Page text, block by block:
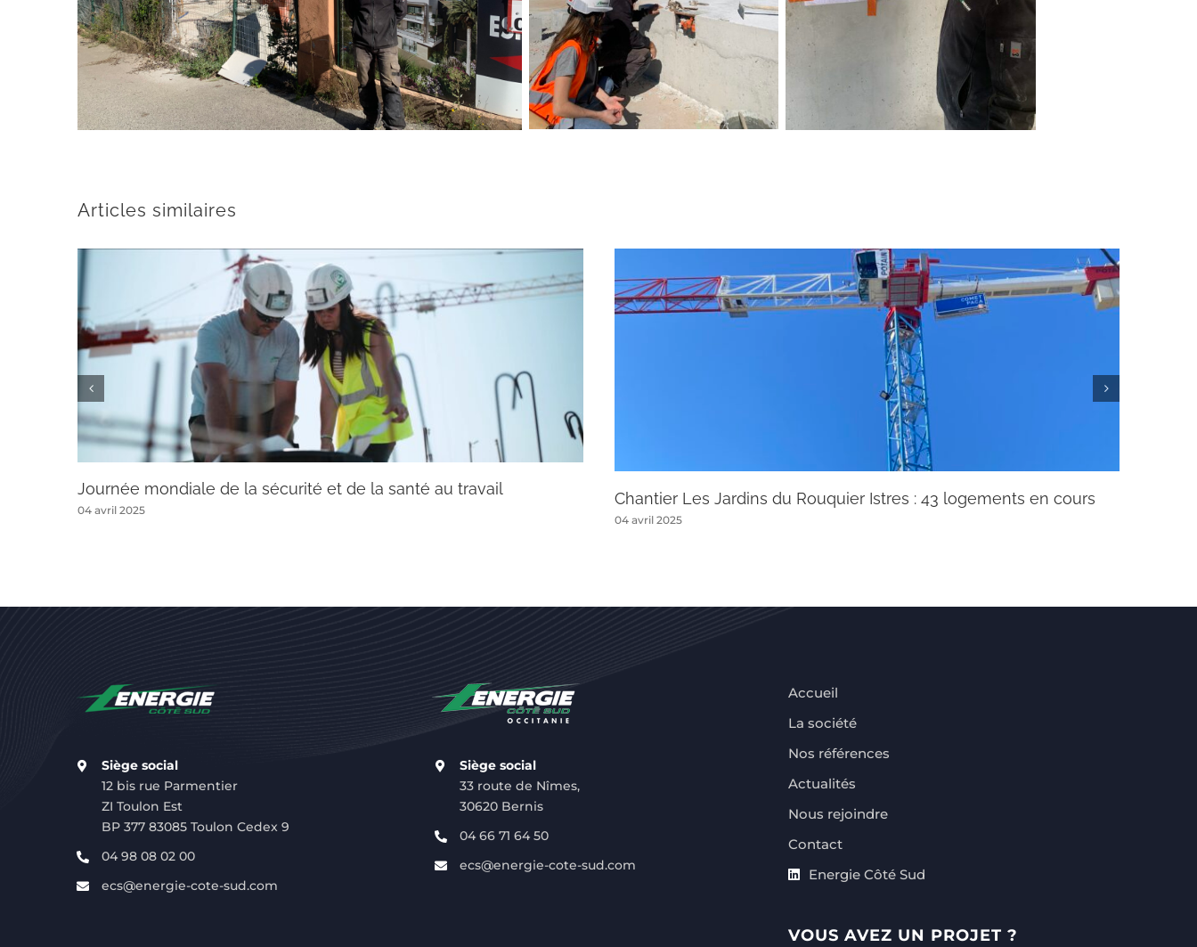
Articles similaires
Journée mondiale de la sécurité et de la santé au travail
04 avril 2025
Chantier Les Jardins du Rouquier Istres : 43 logements en cours
04 avril 2025
Siège social
12 bis rue Parmentier
ZI Toulon Est
BP 377 83085 Toulon Cedex 9
04 98 08 02 00
ecs@energie-cote-sud.com
Siège social
33 route de Nîmes,
30620 Bernis
04 66 71 64 50
ecs@energie-cote-sud.com
Accueil
La société
Nos références
Actualités
Nous rejoindre
Contact
Energie Côté Sud
VOUS AVEZ UN PROJET ?